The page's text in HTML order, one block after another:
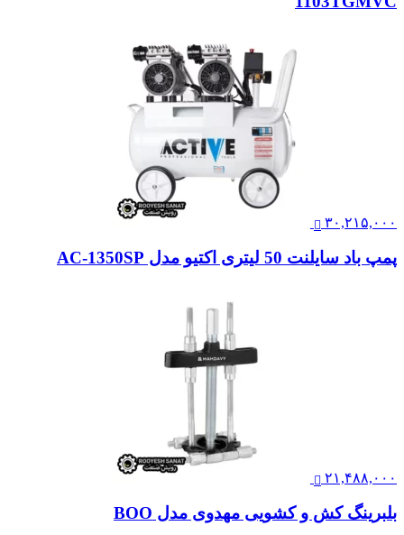
۳۰,۲۱۵,۰۰۰
پمپ باد سایلنت 50 لیتری اکتیو مدل AC-1350SP
۲۱,۴۸۸,۰۰۰
بلبرینگ کش و کشویی مهدوی مدل BOO